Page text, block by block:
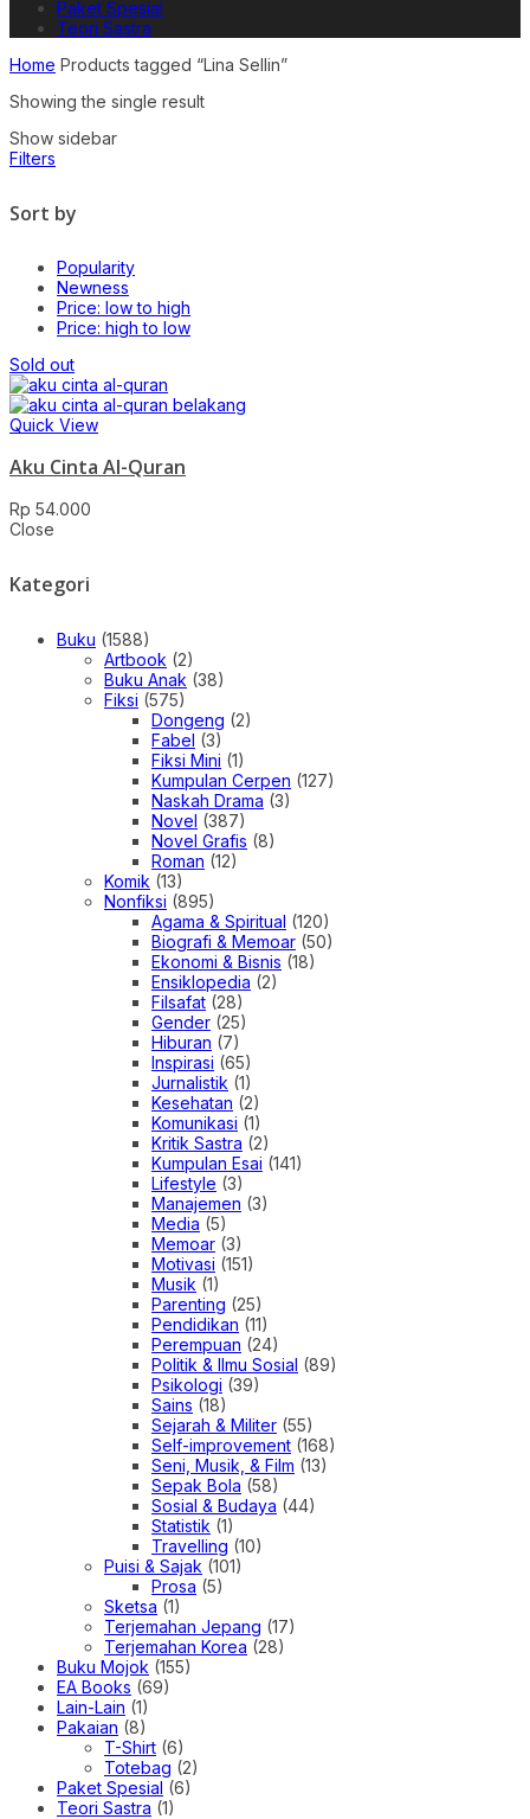
Paket Spesial
Teori Sastra
Home Products tagged “Lina Sellin”
Showing the single result
Show sidebar
Filters
Sort by
Popularity
Newness
Price: low to high
Price: high to low
Sold out
Quick View
Aku Cinta Al-Quran
Rp 54.000
Close
Kategori
Buku (1588)
Artbook (2)
Buku Anak (38)
Fiksi (575)
Dongeng (2)
Fabel (3)
Fiksi Mini (1)
Kumpulan Cerpen (127)
Naskah Drama (3)
Novel (387)
Novel Grafis (8)
Roman (12)
Komik (13)
Nonfiksi (895)
Agama & Spiritual (120)
Biografi & Memoar (50)
Ekonomi & Bisnis (18)
Ensiklopedia (2)
Filsafat (28)
Gender (25)
Hiburan (7)
Inspirasi (65)
Jurnalistik (1)
Kesehatan (2)
Komunikasi (1)
Kritik Sastra (2)
Kumpulan Esai (141)
Lifestyle (3)
Manajemen (3)
Media (5)
Memoar (3)
Motivasi (151)
Musik (1)
Parenting (25)
Pendidikan (11)
Perempuan (24)
Politik & Ilmu Sosial (89)
Psikologi (39)
Sains (18)
Sejarah & Militer (55)
Self-improvement (168)
Seni, Musik, & Film (13)
Sepak Bola (58)
Sosial & Budaya (44)
Statistik (1)
Travelling (10)
Puisi & Sajak (101)
Prosa (5)
Sketsa (1)
Terjemahan Jepang (17)
Terjemahan Korea (28)
Buku Mojok (155)
EA Books (69)
Lain-Lain (1)
Pakaian (8)
T-Shirt (6)
Totebag (2)
Paket Spesial (6)
Teori Sastra (1)